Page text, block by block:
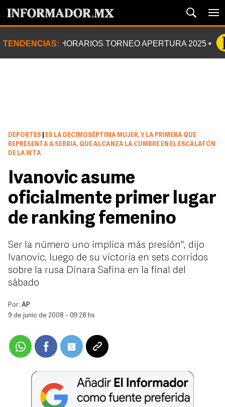
TENDENCIAS: HORARIOS TORNEO APERTURA 2025
DEPORTES
ES LA DECIMOSÉPTIMA MUJER, Y LA PRIMERA QUE
REPRESENTA A SERBIA, QUE ALCANZA LA CUMBRE EN EL ESCALAFÓN
DE LA WTA
Ivanovic asume
oficialmente primer lugar
de ranking femenino
Ser la número uno implica más presión'', dijo
Ivanovic, luego de su victoria en sets corridos
sobre la rusa Dinara Safina en la final del
sábado
Por: AP
9 de junio de 2008 - 09:28 hs